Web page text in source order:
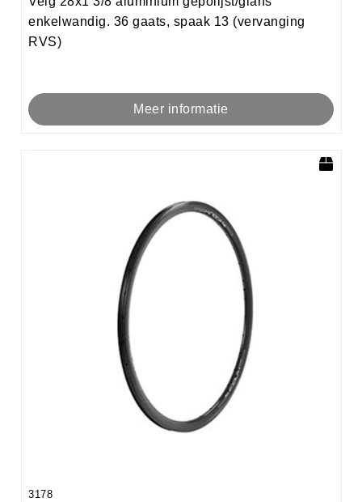
enkelwandig. 36 gaats, spaak 13 (vervanging
RVS)
Meer informatie
3178